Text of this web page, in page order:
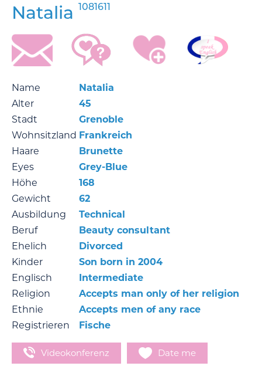
Natalia 1081611
Name
Natalia
Alter
45
Stadt
Grenoble
Wohnsitzland Frankreich
Haare
Brunette
Eyes
Grey-Blue
Höhe
168
Gewicht
62
Ausbildung
Technical
Beruf
Beauty consultant
Ehelich
Divorced
Kinder
Son born in 2004
Englisch
Intermediate
Religion
Accepts man only of her religion
Ethnie
Accepts men of any race
Registrieren
Fische
Videokonferenz Date me